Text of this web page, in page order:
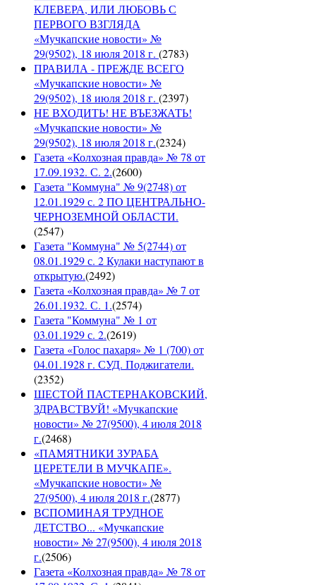
КЛЕВЕРА, ИЛИ ЛЮБОВЬ С
ПЕРВОГО ВЗГЛЯДА
«Мучкапские новости» №
29(9502), 18 июля 2018 г. (2783)
ПРАВИЛА - ПРЕЖДЕ ВСЕГО
«Мучкапские новости» №
29(9502), 18 июля 2018 г. (2397)
НЕ ВХОДИТЬ! НЕ ВЪЕЗЖАТЬ!
«Мучкапские новости» №
29(9502), 18 июля 2018 г.(2324)
Газета «Колхозная правда» № 78 от
17.09.1932. С. 2.(2600)
Газета "Коммуна" № 9(2748) от
12.01.1929 с. 2 ПО ЦЕНТРАЛЬНО-
ЧЕРНОЗЕМНОЙ ОБЛАСТИ.
(2547)
Газета "Коммуна" № 5(2744) от
08.01.1929 с. 2 Кулаки наступают в
открытую.(2492)
Газета «Колхозная правда» № 7 от
26.01.1932. С. 1.(2574)
Газета "Коммуна" № 1 от
03.01.1929 с. 2.(2619)
Газета «Голос пахаря» № 1 (700) от
04.01.1928 г. СУД. Поджигатели.
(2352)
ШЕСТОЙ ПАСТЕРНАКОВСКИЙ,
ЗДРАВСТВУЙ! «Мучкапские
новости» № 27(9500), 4 июля 2018
г.(2468)
«ПАМЯТНИКИ ЗУРАБА
ЦЕРЕТЕЛИ В МУЧКАПЕ».
«Мучкапские новости» №
27(9500), 4 июля 2018 г.(2877)
ВСПОМИНАЯ ТРУДНОЕ
ДЕТСТВО... «Мучкапские
новости» № 27(9500), 4 июля 2018
г.(2506)
Газета «Колхозная правда» № 78 от